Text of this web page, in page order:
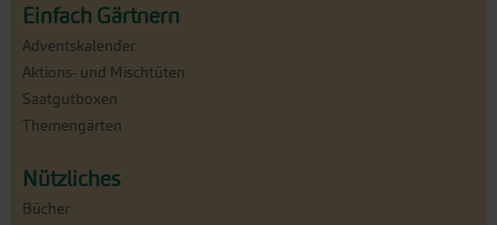
Einfach Gärtnern
Adventskalender
Aktions- und Mischtüten
Saatgutboxen
Themengärten
Nützliches
Bücher